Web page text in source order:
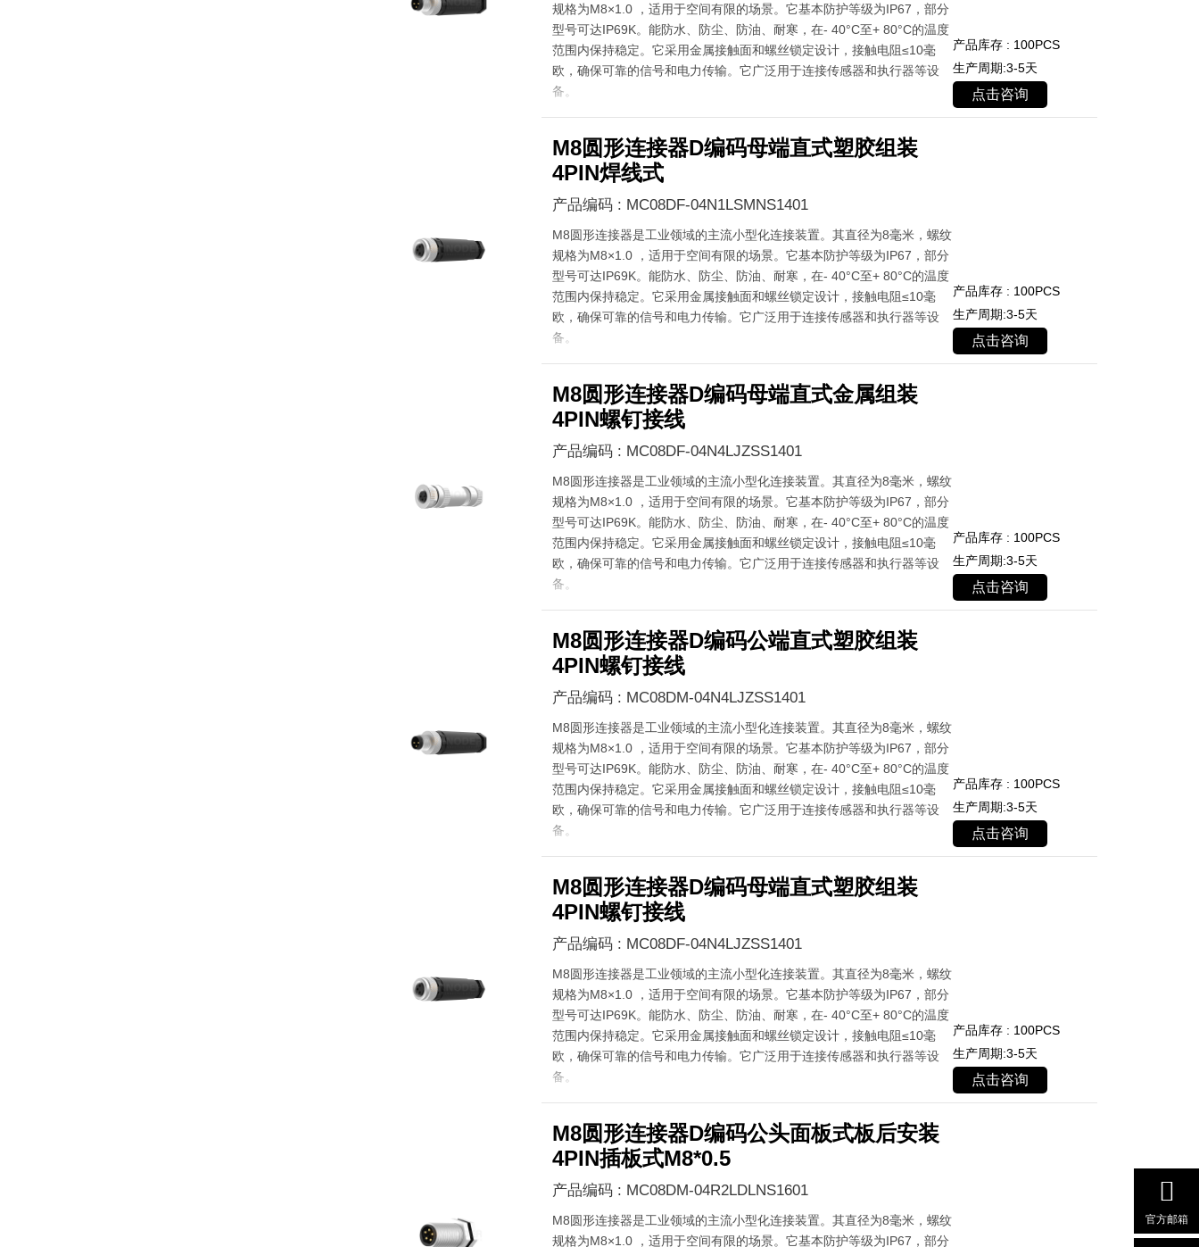
规格为M8×1.0 ，适用于空间有限的场景。它基本防护等级为IP67，部分
型号可达IP69K。能防水、防尘、防油、耐寒，在- 40°C至+ 80°C的温度
范围内保持稳定。它采用金属接触面和螺丝锁定设计，接触电阻≤10毫
欧，确保可靠的信号和电力传输。它广泛用于连接传感器和执行器等设
备。
产品库存 : 100PCS
生产周期:3-5天
点击咨询
M8圆形连接器D编码母端直式塑胶组装
4PIN焊线式
产品编码 : MC08DF-04N1LSMNS1401
M8圆形连接器是工业领域的主流小型化连接装置。其直径为8毫米，螺纹
规格为M8×1.0 ，适用于空间有限的场景。它基本防护等级为IP67，部分
型号可达IP69K。能防水、防尘、防油、耐寒，在- 40°C至+ 80°C的温度
范围内保持稳定。它采用金属接触面和螺丝锁定设计，接触电阻≤10毫
欧，确保可靠的信号和电力传输。它广泛用于连接传感器和执行器等设
备。
产品库存 : 100PCS
生产周期:3-5天
点击咨询
M8圆形连接器D编码母端直式金属组装
4PIN螺钉接线
产品编码 : MC08DF-04N4LJZSS1401
M8圆形连接器是工业领域的主流小型化连接装置。其直径为8毫米，螺纹
规格为M8×1.0 ，适用于空间有限的场景。它基本防护等级为IP67，部分
型号可达IP69K。能防水、防尘、防油、耐寒，在- 40°C至+ 80°C的温度
范围内保持稳定。它采用金属接触面和螺丝锁定设计，接触电阻≤10毫
欧，确保可靠的信号和电力传输。它广泛用于连接传感器和执行器等设
备。
产品库存 : 100PCS
生产周期:3-5天
点击咨询
M8圆形连接器D编码公端直式塑胶组装
4PIN螺钉接线
产品编码 : MC08DM-04N4LJZSS1401
M8圆形连接器是工业领域的主流小型化连接装置。其直径为8毫米，螺纹
规格为M8×1.0 ，适用于空间有限的场景。它基本防护等级为IP67，部分
型号可达IP69K。能防水、防尘、防油、耐寒，在- 40°C至+ 80°C的温度
范围内保持稳定。它采用金属接触面和螺丝锁定设计，接触电阻≤10毫
欧，确保可靠的信号和电力传输。它广泛用于连接传感器和执行器等设
备。
产品库存 : 100PCS
生产周期:3-5天
点击咨询
M8圆形连接器D编码母端直式塑胶组装
4PIN螺钉接线
产品编码 : MC08DF-04N4LJZSS1401
M8圆形连接器是工业领域的主流小型化连接装置。其直径为8毫米，螺纹
规格为M8×1.0 ，适用于空间有限的场景。它基本防护等级为IP67，部分
型号可达IP69K。能防水、防尘、防油、耐寒，在- 40°C至+ 80°C的温度
范围内保持稳定。它采用金属接触面和螺丝锁定设计，接触电阻≤10毫
欧，确保可靠的信号和电力传输。它广泛用于连接传感器和执行器等设
备。
产品库存 : 100PCS
生产周期:3-5天
点击咨询
M8圆形连接器D编码公头面板式板后安装
4PIN插板式M8*0.5
产品编码 : MC08DM-04R2LDLNS1601
M8圆形连接器是工业领域的主流小型化连接装置。其直径为8毫米，螺纹
规格为M8×1.0 ，适用于空间有限的场景。它基本防护等级为IP67，部分
官方邮箱